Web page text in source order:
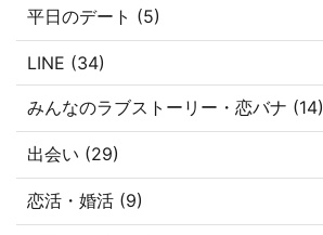
平日のデート (5)
LINE (34)
みんなのラブストーリー・恋バナ (14)
出会い (29)
恋活・婚活 (9)